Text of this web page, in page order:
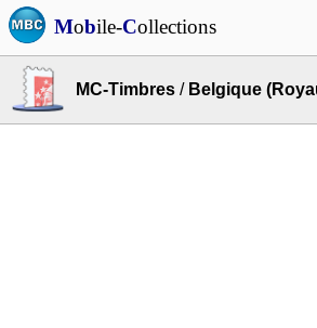
Mobile-Collections
MC-Timbres / Belgique